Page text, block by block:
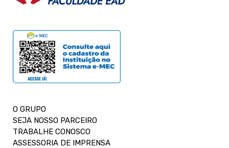
O GRUPO
SEJA NOSSO PARCEIRO
TRABALHE CONOSCO
ASSESSORIA DE IMPRENSA